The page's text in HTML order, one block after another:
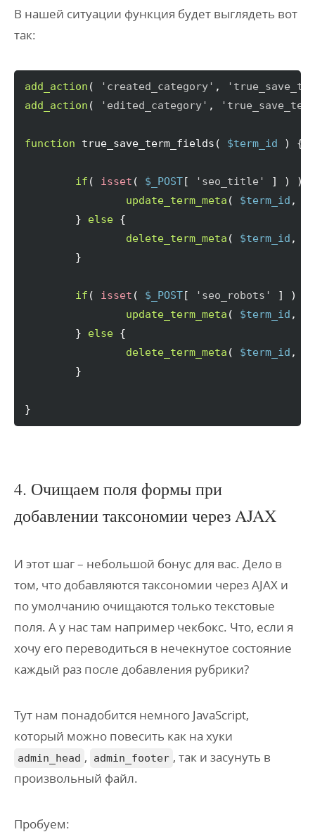
В нашей ситуации функция будет выглядеть вот
так:
add_action ( 'created_category' ,
add_action ( 'edited_category' ,
function true_save_term_fields ( $term_id ) {
if ( isset ( $_POST[ 'seo_title' ] ) )
update_term_meta ( $term_id ,
}
else {
delete_term_meta ( $term_id ,
}
if ( isset ( $_POST[ 'seo_robots' ] )
update_term_meta ( $term_id ,
}
else {
delete_term_meta ( $term_id ,
}
}
4. Очищаем поля формы при
добавлении таксономии через AJAX
И этот шаг – небольшой бонус для вас. Дело в
том, что добавляются таксономии через AJAX и
по умолчанию очищаются только текстовые
поля. А у нас там например чекбокс. Что, если я
хочу его переводиться в нечекнутое состояние
каждый раз после добавления рубрики?
Тут нам понадобится немного JavaScript,
который можно повесить как на хуки
admin_head , admin_footer , так и засунуть в
произвольный файл.
Пробуем: